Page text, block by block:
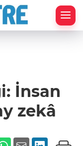
İnsan
zekâ